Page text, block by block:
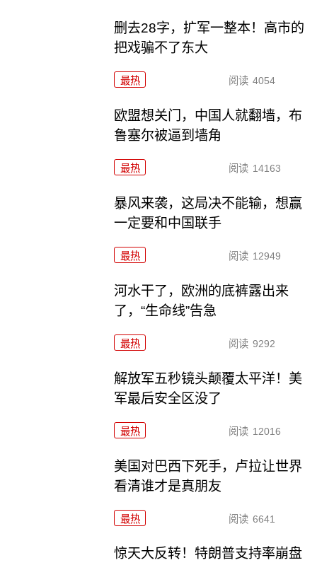
删去28字，扩军一整本！高市的
把戏骗不了东大
最热 阅读 4054
欧盟想关门，中国人就翻墙，布
鲁塞尔被逼到墙角
最热 阅读 14163
暴风来袭，这局决不能输，想赢
一定要和中国联手
最热 阅读 12949
河水干了，欧洲的底裤露出来
了，“生命线”告急
最热 阅读 9292
解放军五秒镜头颠覆太平洋！美
军最后安全区没了
最热 阅读 12016
美国对巴西下死手，卢拉让世界
看清谁才是真朋友
最热 阅读 6641
惊天大反转！特朗普支持率崩盘